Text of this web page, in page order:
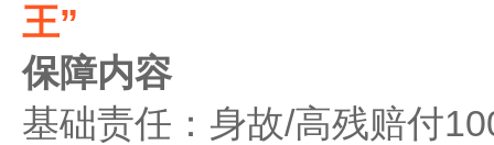
王”
保障内容
基础责任：身故/高残赔付